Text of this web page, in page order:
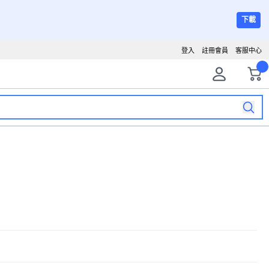
下載
客服中心
註冊會員
登入